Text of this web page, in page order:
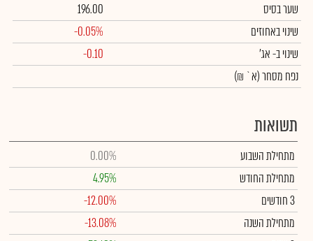
שער בסיס
196.00
שינוי באחוזים
-0.05%
שינויב- אג'
-0.10
נפח מסחר(א` ₪)
תשואות
מתחילת השבוע
0.00%
מתחילת החודש
4.95%
3 חודשים
-12.00%
מתחילת השנה
-13.08%